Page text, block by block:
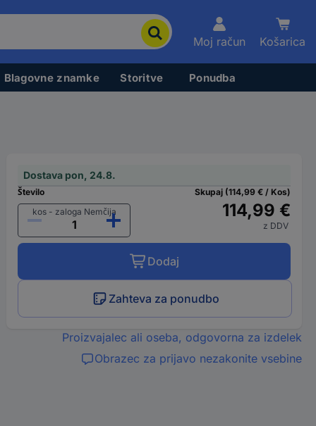
Moj račun Košarica
Blagovne znamke Storitve Ponudba
Dostava pon, 24.8.
Število
kos - zaloga Nemčija
Skupaj (114,99 € / Kos)
114,99 €
z DDV
Dodaj
Zahteva za ponudbo
Proizvajalec ali oseba, odgovorna za izdelek
Obrazec za prijavo nezakonite vsebine